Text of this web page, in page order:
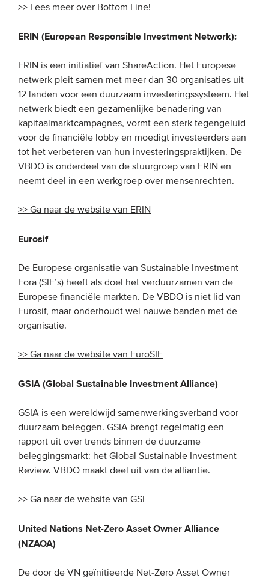
>> Lees meer over Bottom Line!
ERIN (European Responsible Investment Network):
ERIN is een initiatief van ShareAction. Het Europese
netwerk pleit samen met meer dan 30 organisaties uit
12 landen voor een duurzaam investeringssysteem. Het
netwerk biedt een gezamenlijke benadering van
kapitaalmarktcampagnes, vormt een sterk tegengeluid
voor de financiële lobby en moedigt investeerders aan
tot het verbeteren van hun investeringspraktijken. De
VBDO is onderdeel van de stuurgroep van ERIN en
neemt deel in een werkgroep over mensenrechten.
>> Ga naar de website van ERIN
Eurosif
De Europese organisatie van Sustainable Investment
Fora (SIF’s) heeft als doel het verduurzamen van de
Europese financiële markten. De VBDO is niet lid van
Eurosif, maar onderhoudt wel nauwe banden met de
organisatie.
>> Ga naar de website van EuroSIF
GSIA (Global Sustainable Investment Alliance)
GSIA is een wereldwijd samenwerkingsverband voor
duurzaam beleggen. GSIA brengt regelmatig een
rapport uit over trends binnen de duurzame
beleggingsmarkt: het Global Sustainable Investment
Review. VBDO maakt deel uit van de alliantie.
>> Ga naar de website van GSI
United Nations Net-Zero Asset Owner Alliance
(NZAOA)
De door de VN geïnitieerde Net-Zero Asset Owner